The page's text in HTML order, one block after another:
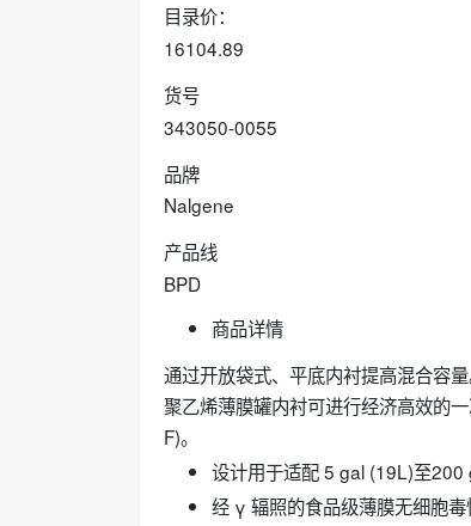
目录价：
16104.89
货号
343050-0055
品牌
Nalgene
产品线
BPD
商品详情
通过开放袋式、平底内衬提高混合
聚乙烯薄膜罐内衬可进行经济高效的
F)。
设计用于适配 5 gal (19L)至
经 γ 辐照的食品级薄膜无细胞